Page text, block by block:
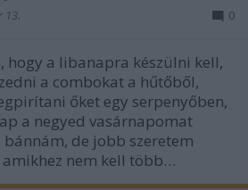
13. 0
hogy a libanapra készülni kell,
a combokat a hűtőből,
őket egy serpenyőben,
a negyed vasárnapomat
de jobb szeretem
nem kell több…